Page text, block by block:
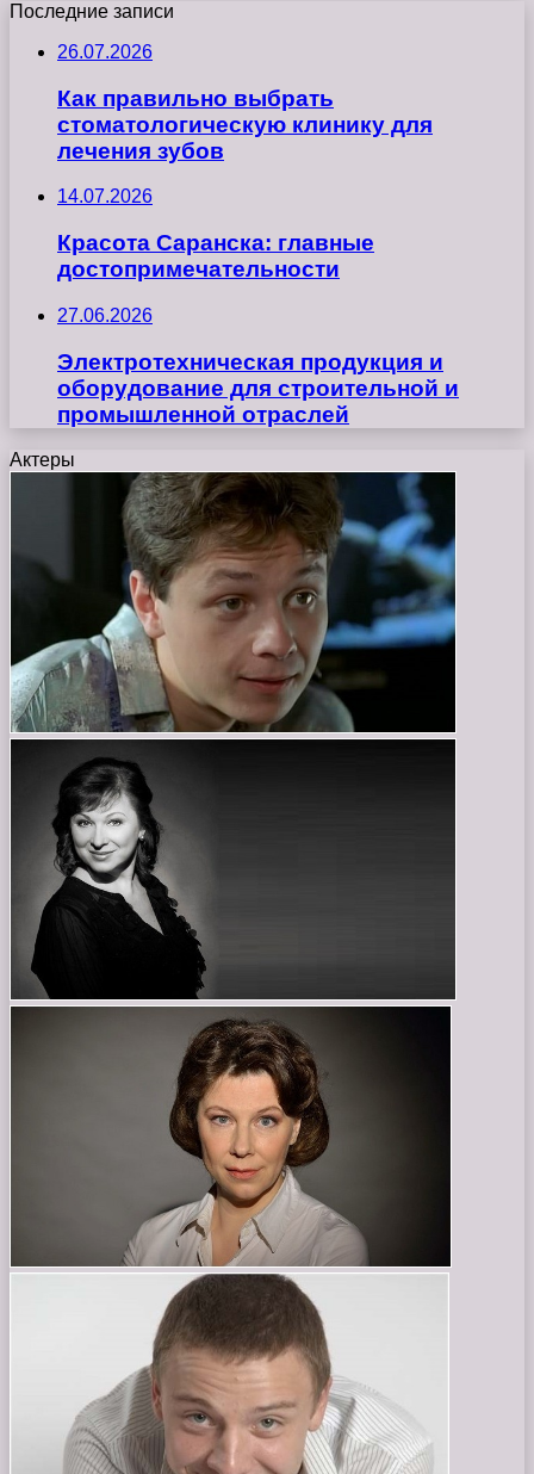
Последние записи
26.07.2026
Как правильно выбрать
стоматологическую клинику для
лечения зубов
14.07.2026
Красота Саранска: главные
достопримечательности
27.06.2026
Электротехническая продукция и
оборудование для строительной и
промышленной отраслей
Актеры